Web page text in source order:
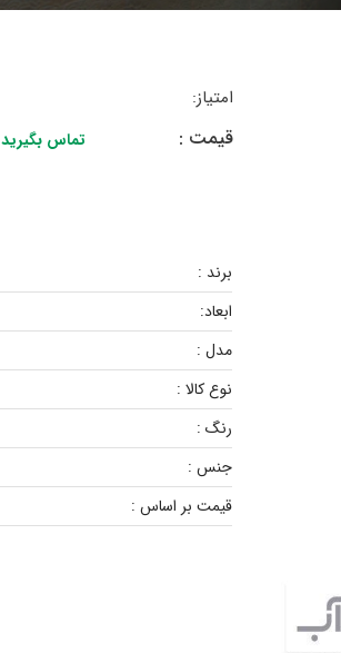
امتیاز:
قیمت : تماس بگیرید
برند :
ابعاد:
مدل :
نوع کالا :
رنگ :
جنس :
قیمت بر اساس :